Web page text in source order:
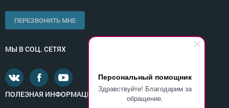
Персональный помощник
Здравствуйте! Благодарим за
обращение.
ПЕРЕЗВОНИТЬ МНЕ
МЫ В СОЦ. СЕТЯХ
ПОЛЕЗНАЯ ИНФОРМАЦИЯ